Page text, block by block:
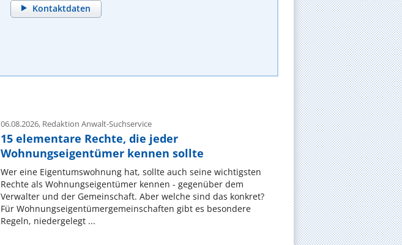
Kontaktdaten
06.08.2026,Redaktion Anwalt-Suchservice
15 elementare Rechte, die jeder
Wohnungseigentümer kennen sollte
Wer eine Eigentumswohnung hat, sollte auch seine wichtigsten
Rechte als Wohnungseigentümer kennen - gegenüber dem
Verwalter und der Gemeinschaft. Aber welche sind das konkret?
Für Wohnungseigentümergemeinschaften gibt es besondere
Regeln, niedergelegt ...